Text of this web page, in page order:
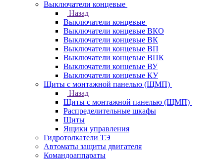
Выключатели концевые
Назад
Выключатели концевые
Выключатели концевые ВКО
Выключатели концевые ВК
Выключатели концевые ВП
Выключатели концевые ВПК
Выключатели концевые ВУ
Выключатели концевые КУ
Щиты с монтажной панелью (ЩМП)
Назад
Щиты с монтажной панелью (ЩМП)
Распределительные шкафы
Щиты
Ящики управления
Гидротолкатели ТЭ
Автоматы защиты двигателя
Командоаппараты